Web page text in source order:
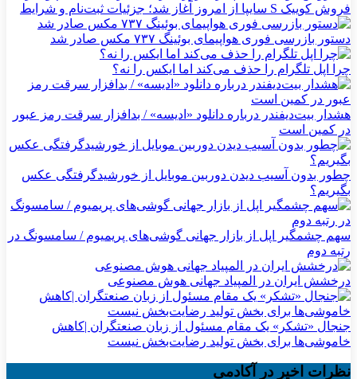
فروش کوییک S سایپا از امروز آغاز شد؛ جزئیات ثبت‌نام و شرایط
دستور بازرسی فوری هواپیمای بوئینگ ۷۳۷ مکس صادر شد
چرا اپل تلگرام را حذف می‌کند اما ایکس را نه؟
هشدار بیت‌دیفندر درباره دانلود «ادیسه» / بدافزار سرقت رمز عبور
در کمین است
چطور بدون آسیب دیدن دوربین موبایل از خورشیدگرفتگی عکس
بگیریم؟
سهم چشمگیر اپل از بازار جهانی گوشی‌های پریمیوم / سامسونگ در
رتبه دوم
درخشش ایران در المپیاد جهانی هوش مصنوعی
جنجال «تشکر» یک مقام مسئول از زبان صنعتگران |کاهش
خاموشی‌ها برای بخش تولید رضایت‌بخش نیست
نظرات اخیر در آکادمی